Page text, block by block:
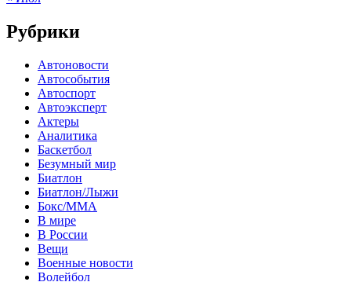
Рубрики
Автоновости
Автособытия
Автоспорт
Автоэксперт
Актеры
Аналитика
Баскетбол
Безумный мир
Биатлон
Биатлон/Лыжи
Бокс/MMA
В мире
В России
Вещи
Военные новости
Волейбол